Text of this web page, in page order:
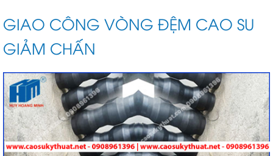
GIAO CÔNG VÒNG ĐỆM CAO SU
GIẢM CHẤN